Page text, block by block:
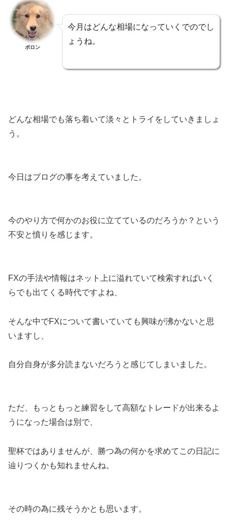
ポロン
今月はどんな相場になっていくでのでし
ょうね。
どんな相場でも落ち着いて淡々とトライをしていきましょ
う。
今日はブログの事を考えていました。
今のやり方で何かのお役に立てているのだろうか？という
不安と憤りを感じます。
FXの手法や情報はネット上に溢れていて検索すればいく
らでも出てくる時代ですよね、
そんな中でFXについて書いていても興味が沸かないと思
いますし、
自分自身が多分読まないだろうと感じてしまいました。
ただ、もっともっと練習をして高額なトレードが出来るよ
うになった場合は別で、
聖杯ではありませんが、勝つ為の何かを求めてこの日記に
辿りつくかも知れませんね。
その時の為に残そうかとも思います。